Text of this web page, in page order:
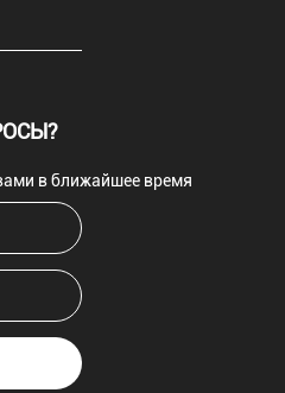
в ближайшее время